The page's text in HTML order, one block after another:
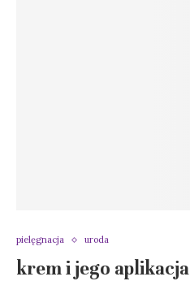
pielęgnacja uroda
krem i jego aplikacja